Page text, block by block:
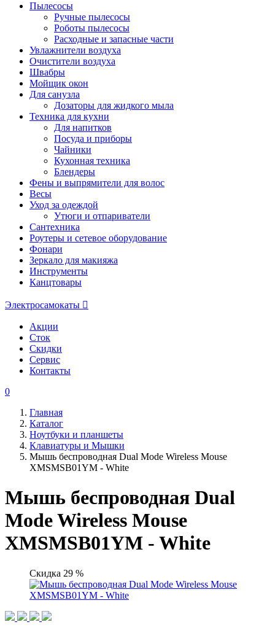
Пылесосы
Ручные пылесосы
Роботы пылесосы
Расходные и запасные части
Увлажнители воздуха
Очистители воздуха
Швабры
Мойщик окон
Для санузла
Дозаторы для жидкого мыла
Техника для кухни
Для напитков
Посуда и приборы
Чайники
Кухонная техника
Блендеры
Фены и выпрямители для волос
Весы
Уход за одеждой
Утюги и отпариватели
Сантехника
Роутеры и сетевое оборудование
Фонари
Зеркало для макияжа
Инструменты
Канцтовары
Электросамокаты
Акции
Сток
Скидки
Сервис
Контакты
0
Главная
Каталог
Ноутбуки и планшеты
Клавиатуры и Мышки
Мышь беспроводная Dual Mode Wireless Mouse
XMSMSB01YM - White
Мышь беспроводная Dual
Mode Wireless Mouse
XMSMSB01YM - White
Скидка 29 %